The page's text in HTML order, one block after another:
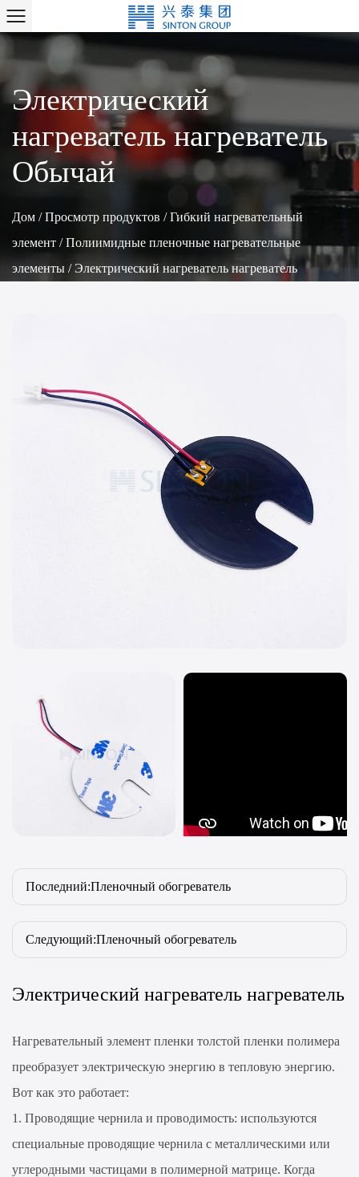
Электрический
нагреватель нагреватель
Обычай
Дом /Просмотр продуктов /Гибкий нагревательный
элемент /Полиимидные пленочные нагревательные
элементы /Электрический нагреватель нагреватель
Последний:Пленочный обогреватель
Следующий:Пленочный обогреватель
Электрический нагреватель нагреватель
Нагревательный элемент пленки толстой пленки полимера
преобразует электрическую энергию в тепловую энергию.
Вот как это работает:
1. Проводящие чернила и проводимость: используются
специальные проводящие чернила с металлическими или
углеродными частицами в полимерной матрице. Когда